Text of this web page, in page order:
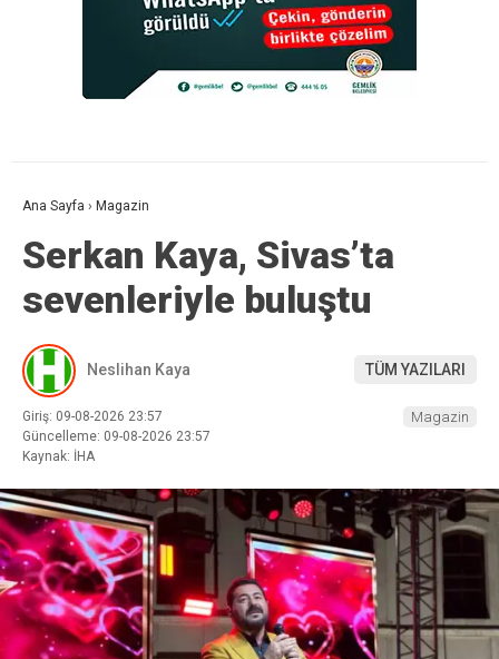
Ana Sayfa › Magazin
Serkan Kaya, Sivas’ta
sevenleriyle buluştu
Neslihan Kaya TÜM YAZILARI
Giriş: 09-08-2026 23:57
Güncelleme: 09-08-2026 23:57
Kaynak: İHA
Magazin